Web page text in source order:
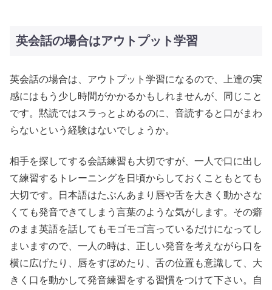
英会話の場合はアウトプット学習
英会話の場合は、アウトプット学習になるので、上達の実
感にはもう少し時間がかかるかもしれませんが、同じこと
です。黙読ではスラっとよめるのに、音読すると口がまわ
らないという経験はないでしょうか。
相手を探してする会話練習も大切ですが、一人で口に出し
て練習するトレーニングを日頃からしておくこともとても
大切です。日本語はたぶんあまり唇や舌を大きく動かさな
くても発音できてしまう言葉のような気がします。その癖
のまま英語を話してもモゴモゴ言っているだけになってし
まいますので、一人の時は、正しい発音を考えながら口を
横に広げたり、唇をすぼめたり、舌の位置も意識して、大
きく口を動かして発音練習をする習慣をつけて下さい。自